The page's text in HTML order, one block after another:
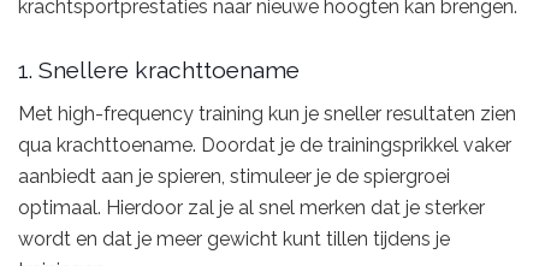
krachtsportprestaties naar nieuwe hoogten kan brengen.
1. Snellere krachttoename
Met high-frequency training kun je sneller resultaten zien
qua krachttoename. Doordat je de trainingsprikkel vaker
aanbiedt aan je spieren, stimuleer je de spiergroei
optimaal. Hierdoor zal je al snel merken dat je sterker
wordt en dat je meer gewicht kunt tillen tijdens je